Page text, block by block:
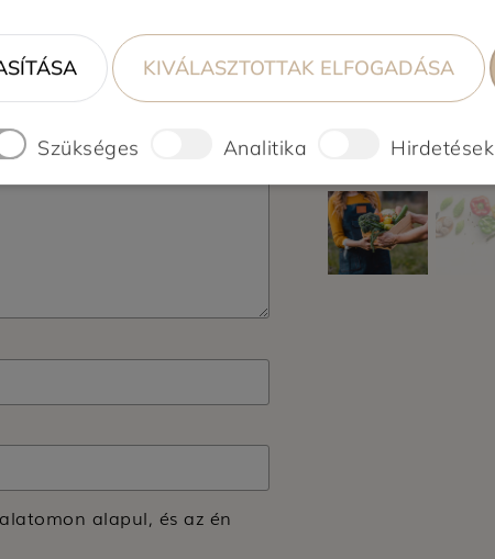
alapul, és az én
KIVÁLASZTOTTAK ELFOGADÁSA
Szükséges Analitika Hirdetések